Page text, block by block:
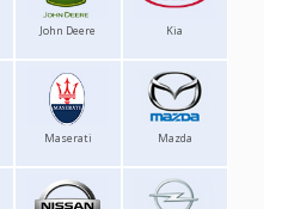
John Deere Kia
Maserati Mazda